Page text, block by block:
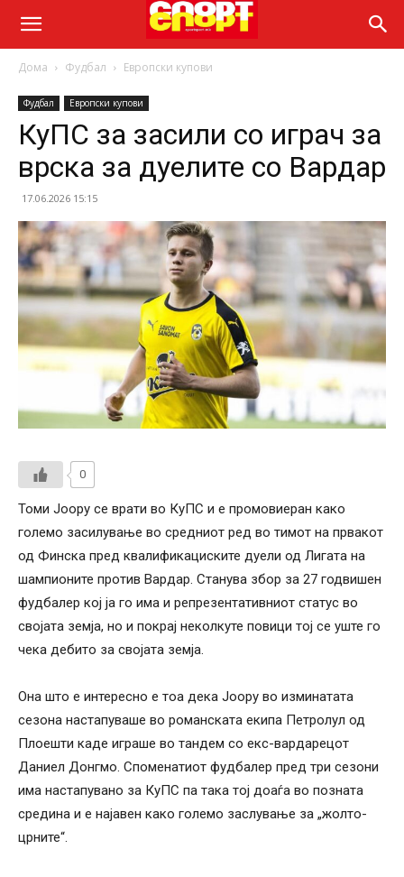
Дома Фудбал Европски купови
Фудбал Европски купови
КуПС за засили со играч за
врска за дуелите со Вардар
17.06.2026 15:15
0
Томи Јоору се врати во КуПС и е промовиеран како
големо засилување во средниот ред во тимот на првакот
од Финска пред квалификациските дуели од Лигата на
шампионите против Вардар. Станува збор за 27 годвишен
фудбалер кој ја го има и репрезентативниот статус во
својата земја, но и покрај неколкуте повици тој се уште го
чека дебито за својата земја.
Она што е интересно е тоа дека Јоору во изминатата
сезона настапуваше во романската екипа Петролул од
Плоешти каде играше во тандем со екс-вардарецот
Даниел Донгмо. Споменатиот фудбалер пред три сезони
има настапувано за КуПС па така тој доаѓа во позната
средина и е најавен како големо заслување за „жолто-
црните“.